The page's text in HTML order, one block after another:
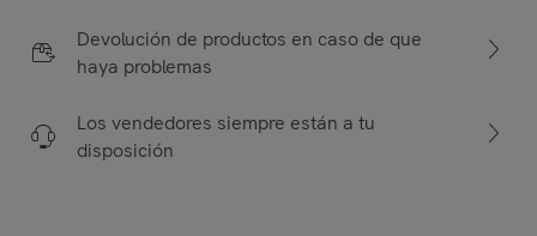
Devolución de productos en caso de que
haya problemas
Los vendedores siempre están a tu
disposición